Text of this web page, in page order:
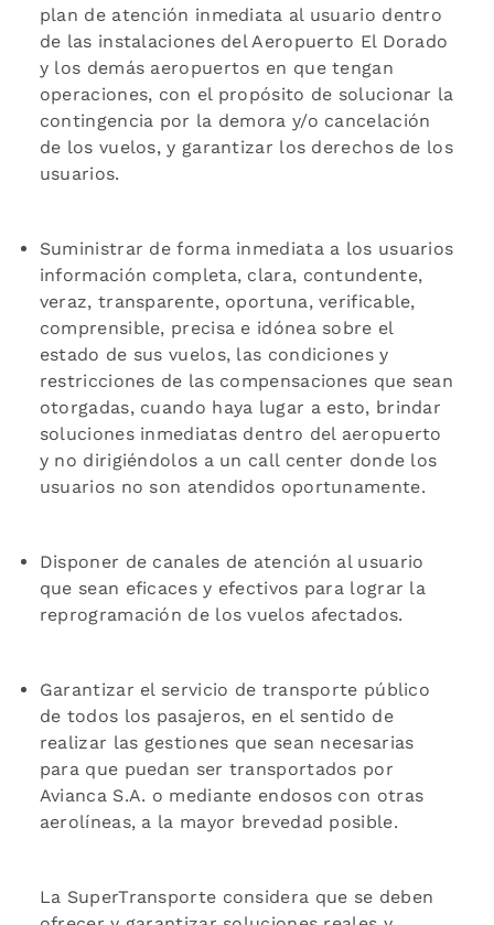
plan de atención inmediata al usuario dentro
de las instalaciones del Aeropuerto El Dorado
y los demás aeropuertos en que tengan
operaciones, con el propósito de solucionar la
contingencia por la demora y/o cancelación
de los vuelos, y garantizar los derechos de los
usuarios.
Suministrar de forma inmediata a los usuarios
información completa, clara, contundente,
veraz, transparente, oportuna, verificable,
comprensible, precisa e idónea sobre el
estado de sus vuelos, las condiciones y
restricciones de las compensaciones que sean
otorgadas, cuando haya lugar a esto, brindar
soluciones inmediatas dentro del aeropuerto
y no dirigiéndolos a un call center donde los
usuarios no son atendidos oportunamente.
Disponer de canales de atención al usuario
que sean eficaces y efectivos para lograr la
reprogramación de los vuelos afectados.
Garantizar el servicio de transporte público
de todos los pasajeros, en el sentido de
realizar las gestiones que sean necesarias
para que puedan ser transportados por
Avianca S.A. o mediante endosos con otras
aerolíneas, a la mayor brevedad posible.
La SuperTransporte considera que se deben